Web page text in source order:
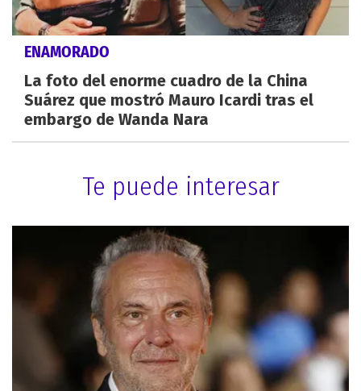
ENAMORADO
La foto del enorme cuadro de la China
Suárez que mostró Mauro Icardi tras el
embargo de Wanda Nara
Te puede interesar